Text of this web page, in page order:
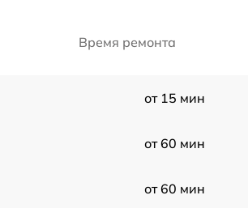
Время ремонта
от 15 мин
от 60 мин
от 60 мин